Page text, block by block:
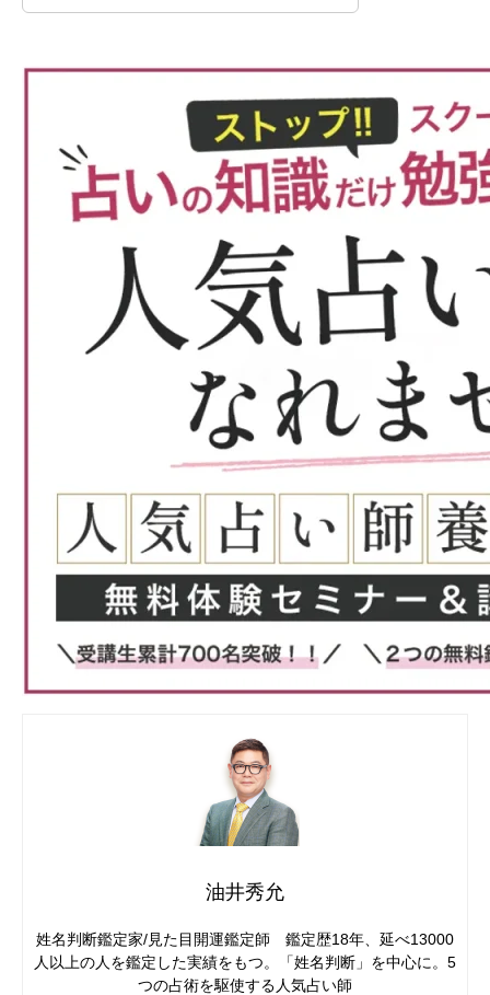
油井秀允
姓名判断鑑定家/見た目開運鑑定師 鑑定歴18年、延べ13000
人以上の人を鑑定した実績をもつ。「姓名判断」を中心に。5
つの占術を駆使する人気占い師